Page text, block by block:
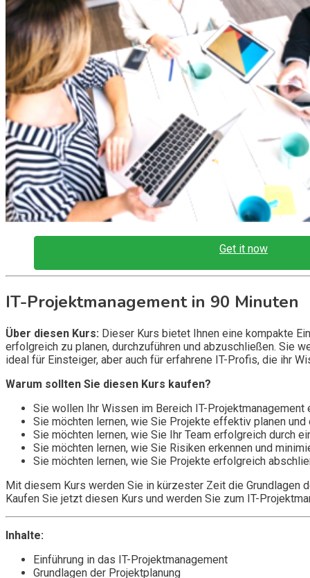
Get it now
IT-Projektmanagement in 90 Minuten
Über diesen Kurs: Dieser Kurs bietet Ihnen eine kompakte
erfolgreich zu planen, durchzuführen und abzuschließen. Sie
ideal für Einsteiger, aber auch für erfahrene IT-Profis, die ihr
Warum sollten Sie diesen Kurs kaufen?
Sie wollen Ihr Wissen im Bereich IT-
Sie möchten lernen, wie Sie Projekte effektiv planen und
Sie möchten lernen, wie Sie Ihr Team erfolgreich durch
Sie möchten lernen, wie Sie Risiken erkennen und
Sie möchten lernen, wie Sie Projekte erfolgreich
Mit diesem Kurs werden Sie in kürzester Zeit die Grundlagen
Kaufen Sie jetzt diesen Kurs und werden Sie zum IT-
Inhalte:
Einführung in das IT-Projektmanagement
Grundlagen der Projektplanung